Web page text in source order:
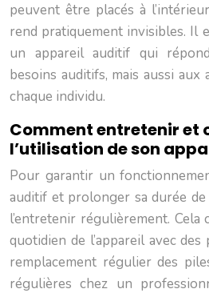
peuvent être placés à
rend pratiquement invisibles. Il
un appareil auditif qui
besoins auditifs, mais aussi aux
chaque individu.
Comment entretenir et
l’utilisation de son
Pour garantir un
auditif et prolonger sa durée
l’entretenir régulièrement.
quotidien de l’appareil avec
remplacement régulier des
régulières chez un